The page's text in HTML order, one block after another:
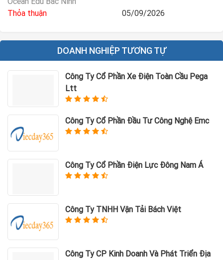
bộ phận.
8. Tiếp đón và giải đáp các thắc mắc của khách hàng về chương
9. Thời gian làm việc: Ca sáng: 10h-19h, Ca chiều: 13h30-21h
Thỏa thuận
05/09/2026
DOANH NGHIỆP TƯƠNG TỰ
Công Ty Cổ Phần Xe Điện Toàn Cầu Pega
Ltt
Công Ty Cổ Phần Đầu Tư Công Nghệ Emc
Công Ty Cổ Phần Điện Lực Đông Nam Á
Công Ty TNHH Vận Tải Bách Việt
Công Ty CP Kinh Doanh Và Phát Triển Địa